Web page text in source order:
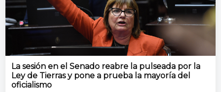
La sesión en el Senado reabre la pulseada por la
Ley de Tierras y pone a prueba la mayoría del
oficialismo